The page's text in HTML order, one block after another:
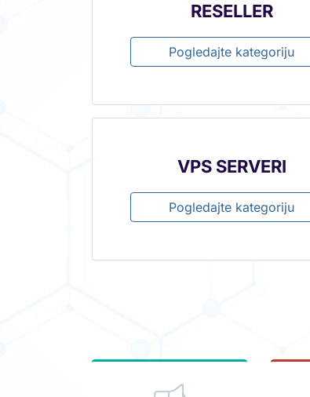
RESELLER
Pogledajte kategoriju
VPS SERVERI
Pogledajte kategoriju